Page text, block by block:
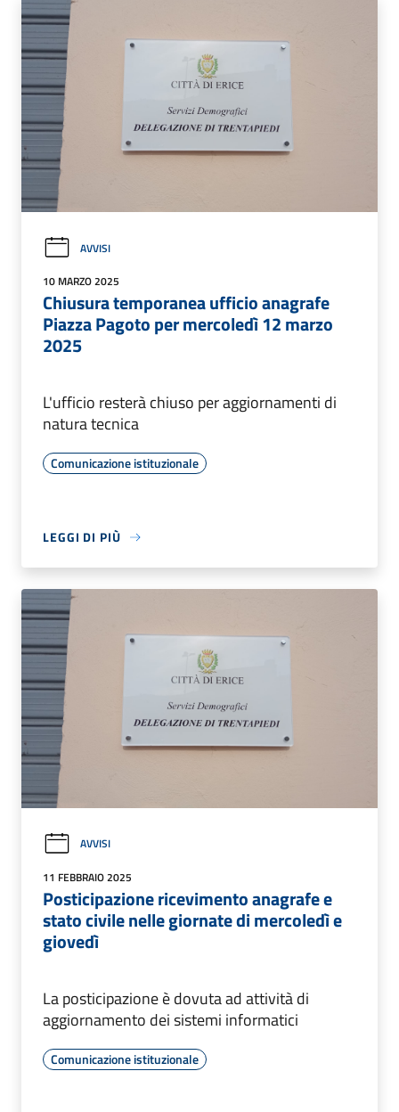
AVVISI
10 MARZO 2025
Chiusura temporanea ufficio anagrafe
Piazza Pagoto per mercoledì 12 marzo
2025
L'ufficio resterà chiuso per aggiornamenti di
natura tecnica
Comunicazione istituzionale
LEGGI DI PIÙ
AVVISI
11 FEBBRAIO 2025
Posticipazione ricevimento anagrafe e
stato civile nelle giornate di mercoledì e
giovedì
La posticipazione è dovuta ad attività di
aggiornamento dei sistemi informatici
Comunicazione istituzionale